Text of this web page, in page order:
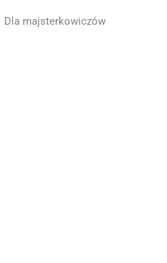
Dla majsterkowiczów